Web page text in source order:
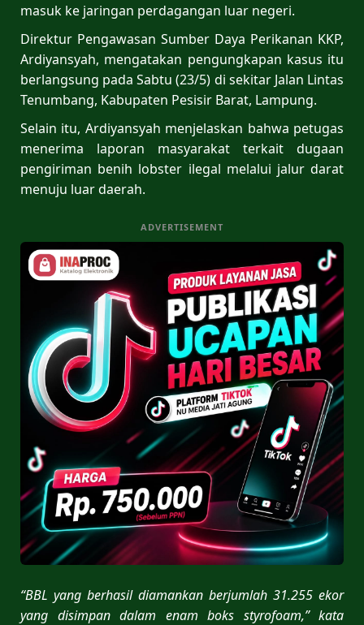
masuk ke jaringan perdagangan luar negeri.
Direktur Pengawasan Sumber Daya Perikanan KKP,
Ardiyansyah, mengatakan pengungkapan kasus itu
berlangsung pada Sabtu (23/5) di sekitar Jalan Lintas
Tenumbang, Kabupaten Pesisir Barat, Lampung.
Selain itu, Ardiyansyah menjelaskan bahwa petugas
menerima laporan masyarakat terkait dugaan
pengiriman benih lobster ilegal melalui jalur darat
menuju luar daerah.
ADVERTISEMENT
“BBL yang berhasil diamankan berjumlah 31.255 ekor
yang disimpan dalam enam boks styrofoam,” kata